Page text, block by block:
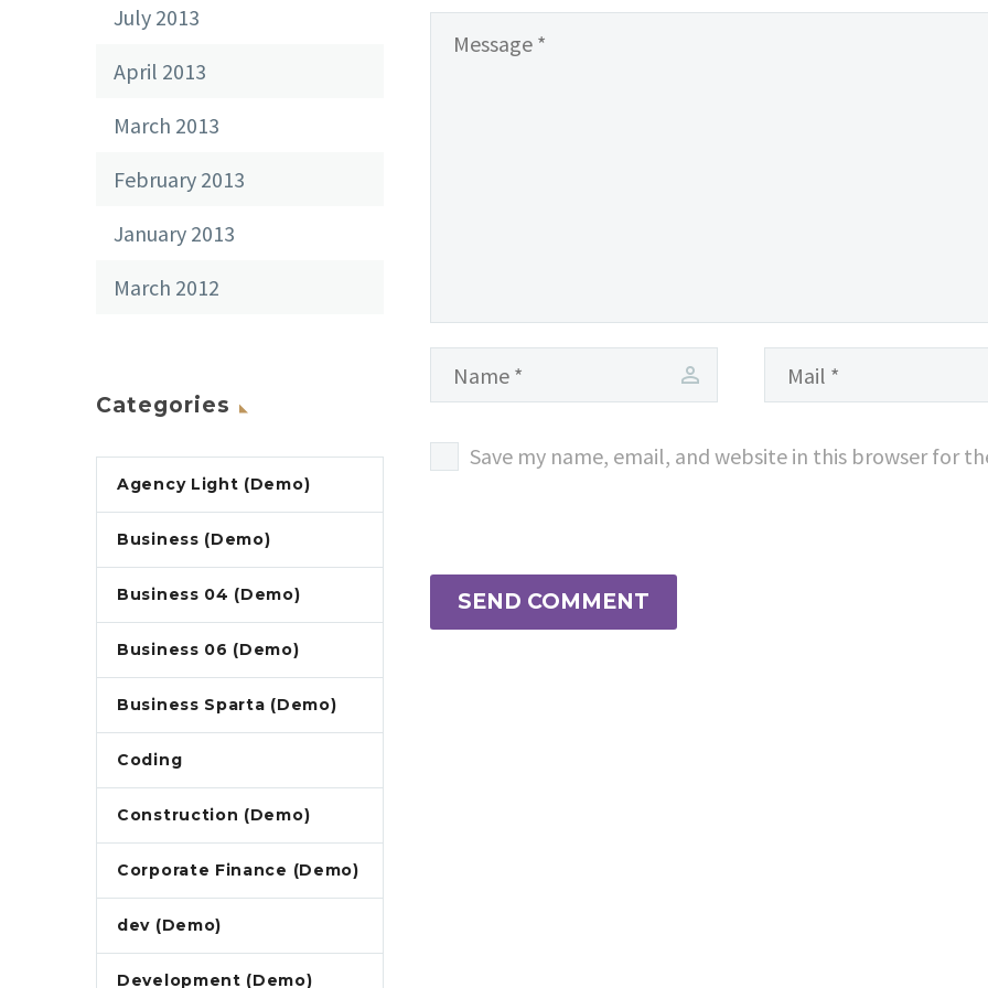
cursus a sit amet
mauris. Morbi
cursus a sit
Save my name, email, and website in this browser for
SEND COMMENT
July 2013
April 2013
March 2013
February 2013
January 2013
March 2012
Categories
Agency Light (Demo)
Business (Demo)
Business 04 (Demo)
Business 06 (Demo)
Business Sparta (Demo)
Coding
Construction (Demo)
Corporate Finance (Demo)
dev (Demo)
Development (Demo)